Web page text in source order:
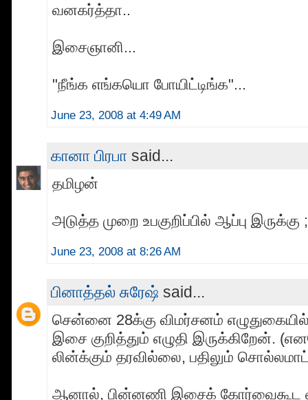
வனகர்த்தா..
இசைஞானி...
"நீங்க எங்கயொ போயிட்டிங்க"...
June 23, 2008 at 4:49 AM
கானா பிரபா said...
தமிழன்
அடுத்த முறை உபகுறிப்பில் ஆப்பு
June 23, 2008 at 8:26 AM
பினாத்தல் சுரேஷ் said...
சென்னை 28க்கு விமர்சனம்
இசை குறித்தும் எழுதி இருக்கிறேன்.
லின்க்கும் தரவில்லை, பதிலும்
ஆனால், பின்னணி இசைக் கோர்வைகூட